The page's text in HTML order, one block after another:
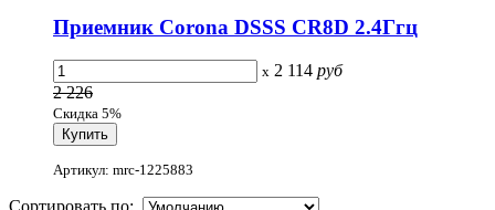
Приемник Corona DSSS CR8D 2.4Ггц
x 2 114 руб
2 226
Скидка 5%
Артикул: mrc-1225883
Сортировать по: